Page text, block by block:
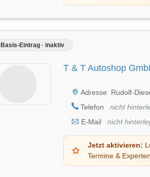
Basis-Eintrag · inaktiv
T & T Autoshop
Adresse
Rudolf-
Telefon
nicht
E-Mail
nicht
Jetzt aktivieren:
Termine &